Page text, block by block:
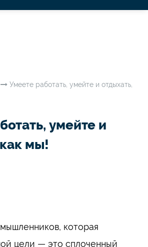
Умеете работать, умейте и отдыхать,
умейте и
мы!
которая
цели — это сплоченный